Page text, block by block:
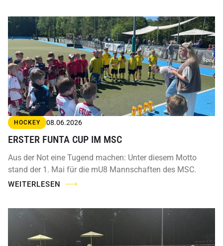
HOCKEY 08.06.2026
ERSTER FUNTA CUP IM MSC
Aus der Not eine Tugend machen: Unter diesem Motto
stand der 1. Mai für die mU8 Mannschaften des MSC.
WEITERLESEN